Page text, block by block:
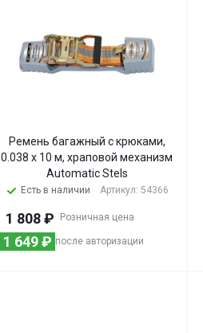
Ремень багажный с крюками,
0.038 х 10 м, храповой механизм
Automatic Stels
Есть в наличии Артикул: 54366
Розничная цена
1 808₽
после авторизации
1 649₽